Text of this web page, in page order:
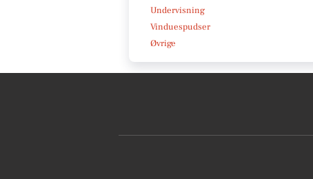
Undervisning
Vinduespudser
Øvrige